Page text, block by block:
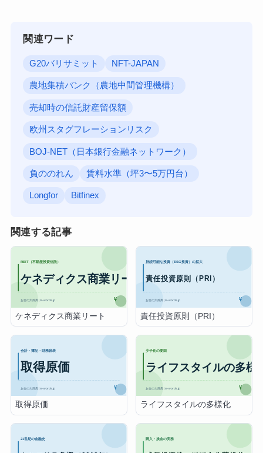
関連ワード
G20バリサミット NFT-JAPAN
農地集積バンク（農地中間管理機構）
売却時の信託財産留保額
欧州スタグフレーションリスク
BOJ-NET（日本銀行金融ネットワーク）
負ののれん 賃料水準（坪3〜5万円台）
Longfor Bitfinex
関連する記事
ケネディクス商業リート 責任投資原則（PRI）
取得原価 ライフスタイルの多様化